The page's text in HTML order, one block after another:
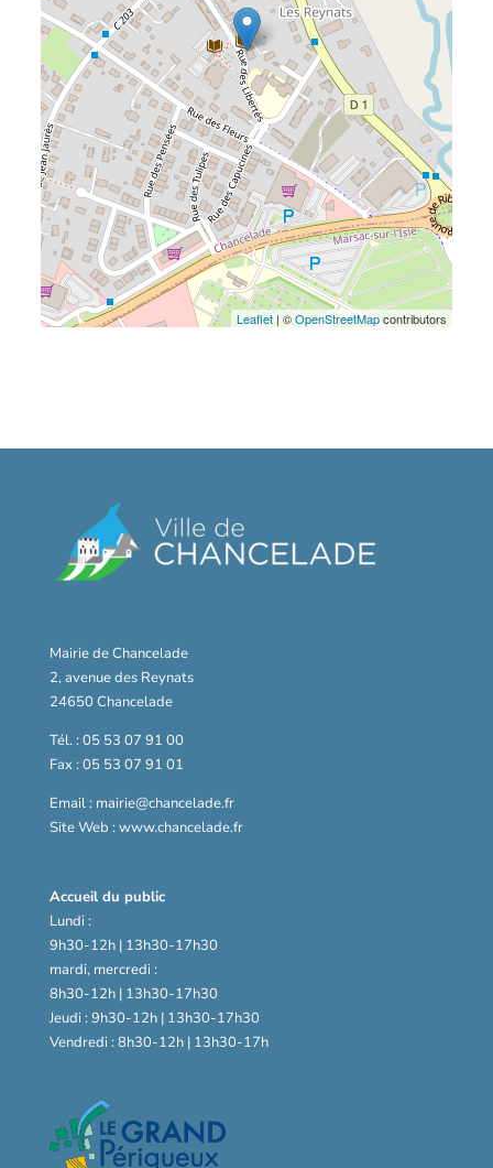
Leaflet| ©OpenStreetMapcontributors
Mairie de Chancelade
2, avenue des Reynats
24650 Chancelade
Tél. : 05 53 07 91 00
Fax : 05 53 07 91 01
Email : mairie@chancelade.fr
Site Web : www.chancelade.fr
Accueil du public
Lundi :
9h30-12h | 13h30-17h30
mardi, mercredi :
8h30-12h | 13h30-17h30
Jeudi : 9h30-12h | 13h30-17h30
Vendredi : 8h30-12h | 13h30-17h